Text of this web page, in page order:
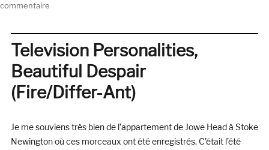
commentaire
« Three
Whishes »
de
Television
Personalities
Television Personalities,
Beautiful Despair
(Fire/Differ-Ant)
Je me souviens très bien de l’appartement de Jowe Head à Stoke
Newington où ces morceaux ont été enregistrés. C’était l’été